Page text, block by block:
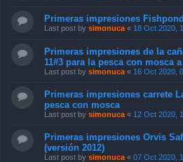
Primeras impresiones
Last post by simonuca « 18 Oct 2020,
Primeras impresiones de la
11#3 para la pesca con mosca
Last post by simonuca « 16 Oct 2020,
Primeras impresiones carrete
pesca con mosca
Last post by simonuca « 12 Oct 2020,
Primeras impresiones Orvis
(versión 2012)
Last post by simonuca « 07 Oct 2020,